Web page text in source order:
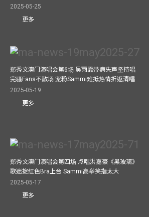
2025-05-25
更多
郑秀文澳门演唱会第6场 吴雨霏带病失声坚持唱
完骚Fans不散场 宠粉Sammi难抵热情折返清唱
2025-05-19
更多
郑秀文澳门演唱会第四场 点唱洪嘉豪《黑玻璃》
歌迷掟红色Bra上台 Sammi高举笑指太大
2025-05-17
更多